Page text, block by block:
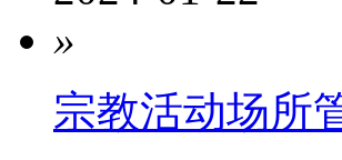
»
宗教活动场所